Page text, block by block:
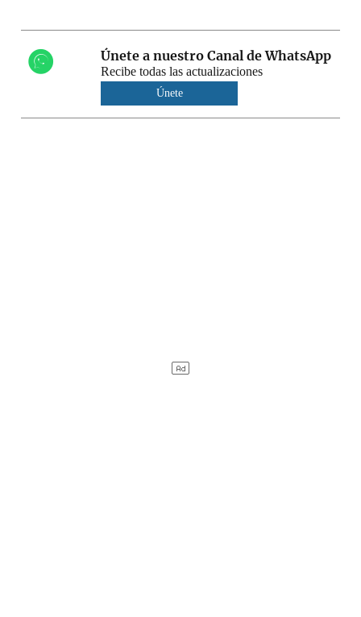
Únete a nuestro Canal de WhatsApp
Recibe todas las actualizaciones
Únete